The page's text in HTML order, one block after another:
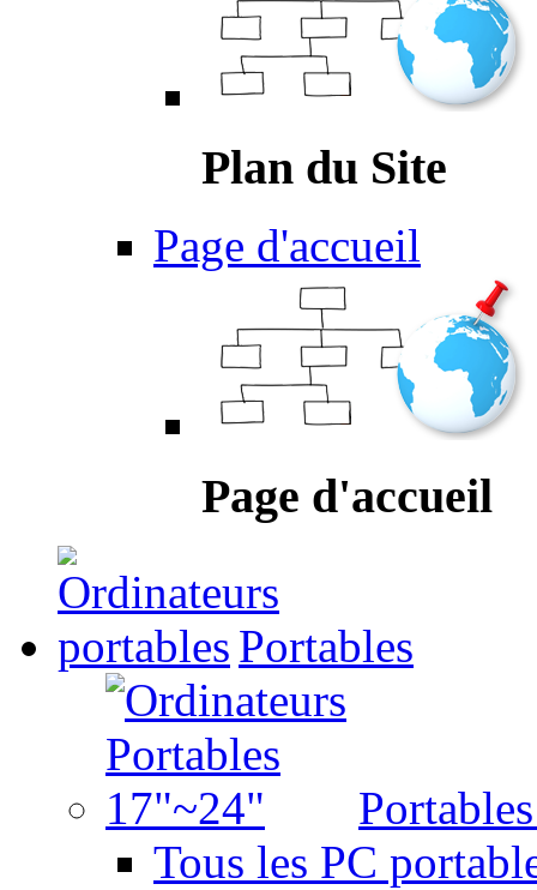
Plan du Site
Page d'accueil
Page d'accueil
Portables
Tous les PC